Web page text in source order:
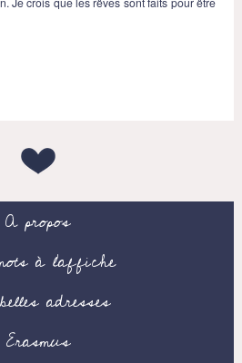
A propos
à l’affiche
adresses
Erasmus